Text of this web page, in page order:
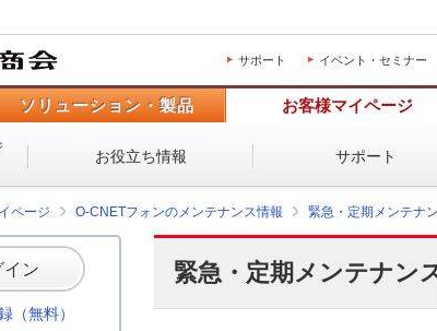
サポート イベント・セミナー
ソリューション・製品 お客様マイページ
お役立ち情報 サポート
ページ O-CNETフォンのメンテナンス情報 緊急・定期メンテナ
緊急・定期メンテナン
イン
（無料）